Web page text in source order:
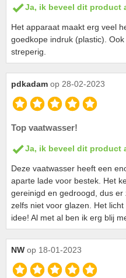
Ja, ik beveel dit product
Het apparaat maakt erg veel
goedkope indruk (plastic).
streperig.
pdkadam op 28-02-2023
Top vaatwasser!
Ja, ik beveel dit product
Deze vaatwasser heeft een
aparte lade voor bestek. Het
gereinigd en gedroogd, dus er
zelfs niet voor glazen. Het
idee! Al met al ben ik erg blij
NW op 18-01-2023